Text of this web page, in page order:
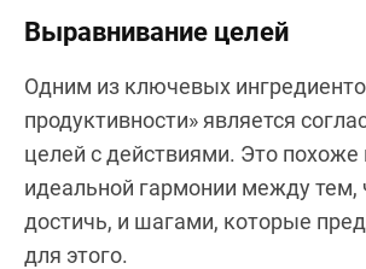
Выравнивание целей
Одним из ключевых
продуктивности» является
целей с действиями. Это похоже
идеальной гармонии между тем,
достичь, и шагами, которые
для этого.